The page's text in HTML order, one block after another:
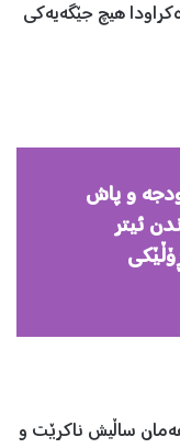
هیچ جێگه‌یه‌كی
و پاش
ئیتر
ساڵیش ناكرێت و